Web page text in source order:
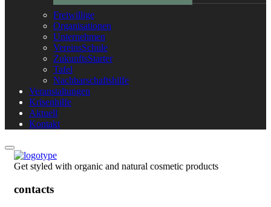
Freiwillige
Organisationen
Unternehmen
VereinsSchule
ZukunftsStarter
Tafel
Nachbarschaftshilfe
Veranstaltungen
Krisenhilfe
Aktuell
Kontakt
Get styled with organic and natural cosmetic products
contacts